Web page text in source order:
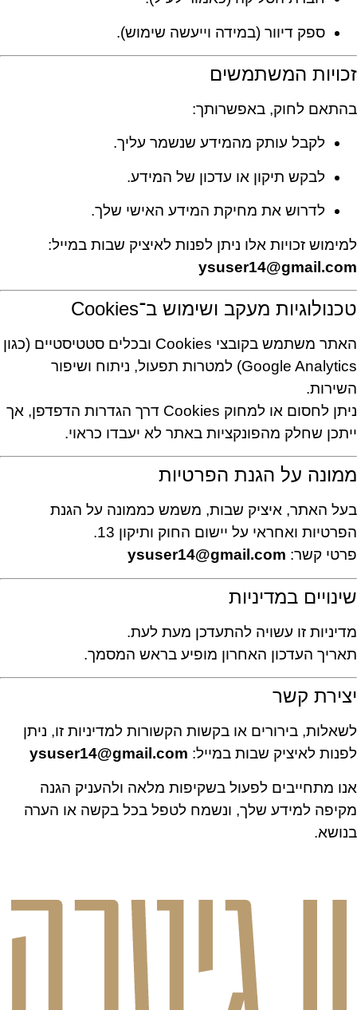
ספק דיוור (במידה וייעשה שימוש).
זכויות המשתמשים
בהתאם לחוק, באפשרותך:
לקבל עותק מהמידע שנשמר עליך.
לבקש תיקון או עדכון של המידע.
לדרוש את מחיקת המידע האישי שלך.
למימוש זכויות אלו ניתן לפנות לאיציק שבות במייל:
ysuser14@gmail.com
טכנולוגיות מעקב ושימוש ב־Cookies
האתר משתמש בקובצי Cookies ובכלים סטטיסטיים (כגון
Google Analytics) למטרות תפעול, ניתוח ושיפור
השירות.
ניתן לחסום או למחוק Cookies דרך הגדרות הדפדפן, אך
ייתכן שחלק מהפונקציות באתר לא יעבדו כראוי.
ממונה על הגנת הפרטיות
בעל האתר, איציק שבות, משמש כממונה על הגנת
הפרטיות ואחראי על יישום החוק ותיקון 13.
פרטי קשר: ysuser14@gmail.com
שינויים במדיניות
מדיניות זו עשויה להתעדכן מעת לעת.
תאריך העדכון האחרון מופיע בראש המסמך.
יצירת קשר
לשאלות, בירורים או בקשות הקשורות למדיניות זו, ניתן
לפנות לאיציק שבות במייל: ysuser14@gmail.com
אנו מתחייבים לפעול בשקיפות מלאה ולהעניק הגנה
מקיפה למידע שלך, ונשמח לטפל בכל בקשה או הערה
בנושא.